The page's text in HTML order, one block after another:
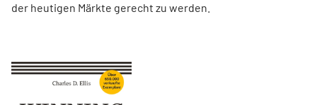
der heutigen Märkte gerecht zu werden.